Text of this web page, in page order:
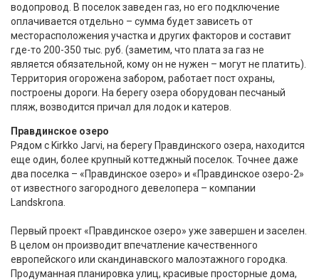
водопровод. В поселок заведен газ, но его подключение
оплачивается отдельно – сумма будет зависеть от
месторасположения участка и других факторов и составит
где-то 200-350 тыс. руб. (заметим, что плата за газ не
является обязательной, кому он не нужен – могут не платить).
Территория огорожена забором, работает пост охраны,
построены дороги. На берегу озера оборудован песчаный
пляж, возводится причал для лодок и катеров.
Правдинское озеро
Рядом с Kirkko Jarvi, на берегу Правдинского озера, находится
еще один, более крупный коттеджный поселок. Точнее даже
два поселка – «Правдинское озеро» и «Правдинское озеро-2»
от известного загородного девелопера – компании
Landskrona.
Первый проект «Правдинское озеро» уже завершен и заселен.
В целом он производит впечатление качественного
европейского или скандинавского малоэтажного городка.
Продуманная планировка улиц, красивые просторные дома,